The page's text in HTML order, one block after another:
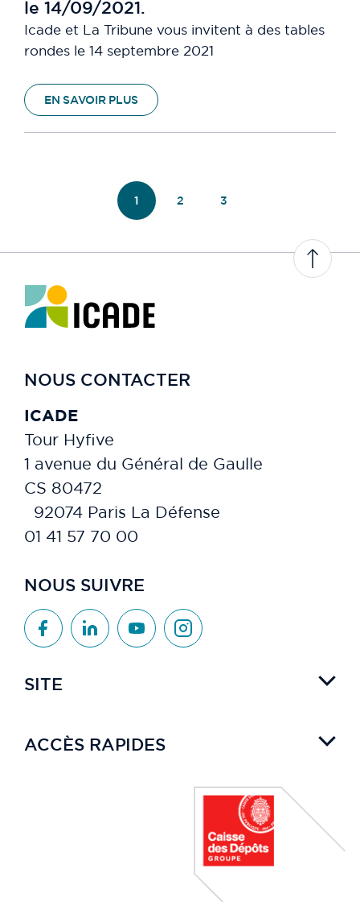
le 14/09/2021.
Icade et La Tribune vous invitent à des tables
rondes le 14 septembre 2021
EN SAVOIR PLUS
1 2 3
NOUS CONTACTER
ICADE
Tour Hyfive
1 avenue du Général de Gaulle
CS 80472
92074 Paris La Défense
01 41 57 70 00
NOUS SUIVRE
SITE
ACCÈS RAPIDES